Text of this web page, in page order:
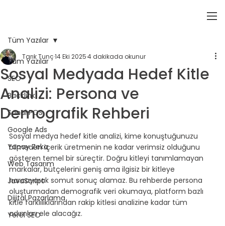
Tüm Yazılar
SEO
Backlink
Sanal POS
Google Ads
Yapay Zeka
Web Tasarım
JavaScript
Dijital Pazarlama
Yerel SEO
Tüm Yazılar
Sosyal Medyada Hedef Kitle
Analizi: Persona ve
Demografik Rehberi
Tarık Tunç14 Eki 20254 dakikada okunur
Sosyal medya hedef kitle analizi, kime konuştuğunuzu
bilmeden içerik üretmenin ne kadar verimsiz olduğunu
gösteren temel bir süreçtir. Doğru kitleyi tanımlamayan
markalar, bütçelerini geniş ama ilgisiz bir kitleye
harcayarak somut sonuç alamaz. Bu rehberde persona
oluşturmadan demografik veri okumaya, platform bazlı
kitle farklılıklarından rakip kitlesi analizine kadar tüm
adımları ele alacağız.